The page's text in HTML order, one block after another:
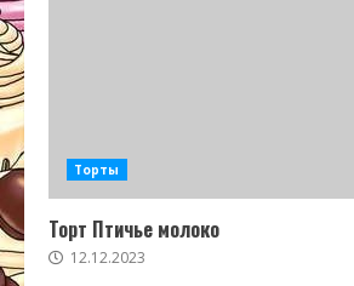
Торты
Торт Птичье молоко
12.12.2023